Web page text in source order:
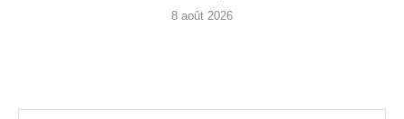
8 août 2026